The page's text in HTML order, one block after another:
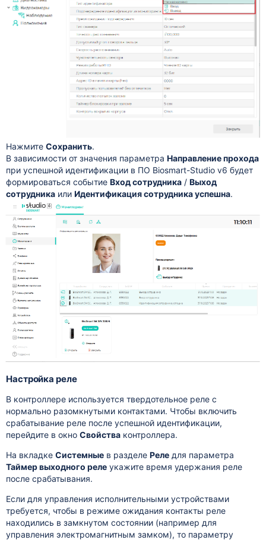
Нажмите Сохранить.
В зависимости от значения параметра Направление прохода
при успешной идентификации в ПО Biosmart-Studio v6 будет
формироваться событие Вход сотрудника/ Выход
сотрудникаили Идентификация сотрудника успешна.
Настройка реле
В контроллере используется твердотельное реле с
нормально разомкнутыми контактами. Чтобы включить
срабатывание реле после успешной идентификации,
перейдите в окно Свойстваконтроллера.
На вкладке Системныев разделе Реледля параметра
Таймер выходного релеукажите время удержания реле
после срабатывания.
Если для управления исполнительными устройствами
требуется, чтобы в режиме ожидания контакты реле
находились в замкнутом состоянии (например для
управления электромагнитным замком), то параметру